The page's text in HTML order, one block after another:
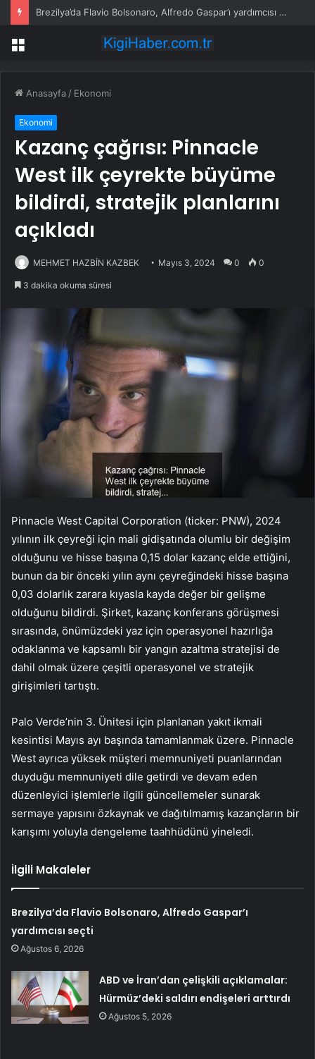
Brezilya’da Flavio Bolsonaro, Alfredo Gaspar’ı yardımcısı seçti
Menü
Anasayfa / Ekonomi
Ekonomi
Kazanç çağrısı: Pinnacle
West ilk çeyrekte büyüme
bildirdi, stratejik planlarını
açıkladı
MEHMET HAZBİN KAZBEK Mayıs 3, 2024 0 0
3 dakika okuma süresi
Pinnacle West Capital Corporation (ticker: PNW), 2024
yılının ilk çeyreği için mali gidişatında olumlu bir değişim
olduğunu ve hisse başına 0,15 dolar kazanç elde ettiğini,
bunun da bir önceki yılın aynı çeyreğindeki hisse başına
0,03 dolarlık zarara kıyasla kayda değer bir gelişme
olduğunu bildirdi. Şirket, kazanç konferans görüşmesi
sırasında, önümüzdeki yaz için operasyonel hazırlığa
odaklanma ve kapsamlı bir yangın azaltma stratejisi de
dahil olmak üzere çeşitli operasyonel ve stratejik
girişimleri tartıştı.
Palo Verde’nin 3. Ünitesi için planlanan yakıt ikmali
kesintisi Mayıs ayı başında tamamlanmak üzere. Pinnacle
West ayrıca yüksek müşteri memnuniyeti puanlarından
duyduğu memnuniyeti dile getirdi ve devam eden
düzenleyici işlemlerle ilgili güncellemeler sunarak
sermaye yapısını özkaynak ve dağıtılmamış kazançların bir
karışımı yoluyla dengeleme taahhüdünü yineledi.
İlgili Makaleler
Brezilya’da Flavio Bolsonaro, Alfredo Gaspar’ı
yardımcısı seçti
Ağustos 6, 2026
ABD ve İran’dan çelişkili açıklamalar:
Hürmüz’deki saldırı endişeleri arttırdı
Ağustos 5, 2026